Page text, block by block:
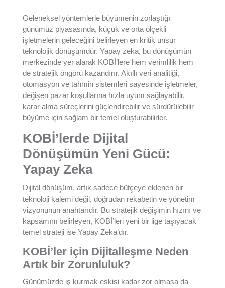
Geleneksel yöntemlerle büyümenin zorlaştığı
günümüz piyasasında, küçük ve orta ölçekli
işletmelerin geleceğini belirleyen en kritik unsur
teknolojik dönüşümdür. Yapay zeka, bu dönüşümün
merkezinde yer alarak KOBİ’lere hem verimlilik hem
de stratejik öngörü kazandırır. Akıllı veri analitiği,
otomasyon ve tahmin sistemleri sayesinde işletmeler,
değişen pazar koşullarına hızla uyum sağlayabilir,
karar alma süreçlerini güçlendirebilir ve sürdürülebilir
büyüme için sağlam bir temel oluşturabilirler.
KOBİ’lerde Dijital
Dönüşümün Yeni Gücü:
Yapay Zeka
Dijital dönüşüm, artık sadece bütçeye eklenen bir
teknoloji kalemi değil, doğrudan rekabetin ve yönetim
vizyonunun anahtarıdır. Bu stratejik değişimin hızını ve
kapsamını belirleyen, KOBİ’leri yeni bir lige taşıyacak
temel strateji ise Yapay Zeka’dır.
KOBİ’ler için Dijitalleşme Neden
Artık bir Zorunluluk?
Günümüzde iş kurmak eskisi kadar zor olmasa da